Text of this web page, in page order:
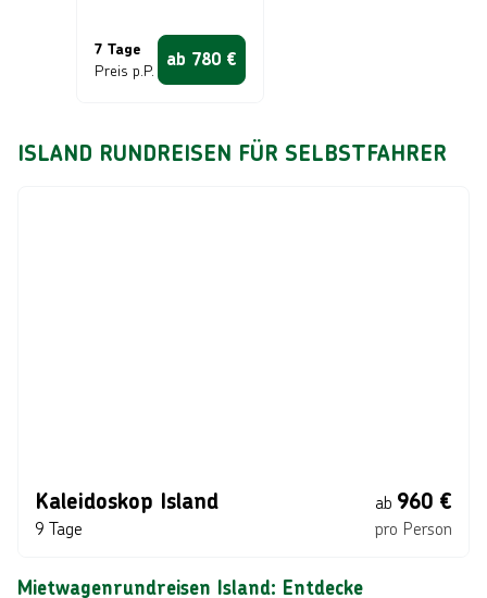
7 Tage
Preis p.P. ab 780 €
ISLAND RUNDREISEN FÜR SELBSTFAHRER
Kaleidoskop Island
9 Tage
ab 960 €
pro Person
Mietwagenrundreisen Island: Entdecke